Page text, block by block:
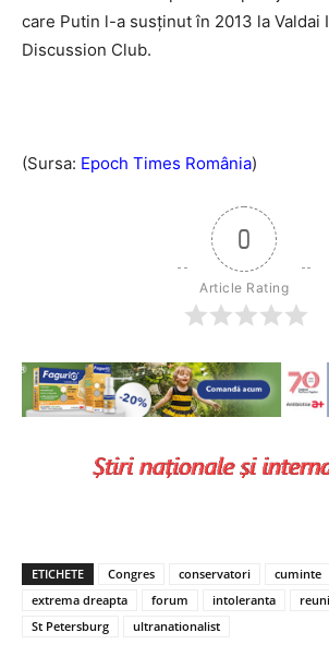
care Putin l-a susţinut în 2013 la Valdai
Discussion Club.
(Sursa: Epoch Times România)
0
Article Rating
ETICHETE Congres conservatori cuminte
extrema dreapta
forum intoleranta
St Petersburg
ultranationalist